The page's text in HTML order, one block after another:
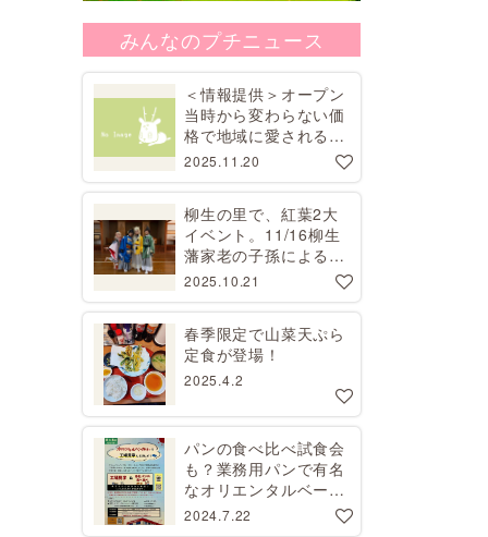
みんなのプチニュース
＜情報提供＞オープン
当時から変わらない価
格で地域に愛される昭
和レトロな喫茶店
2025.11.20
柳生の里で、紅葉2大
イベント。11/16柳生
藩家老の子孫による講
演会、11/29コスプレ
2025.10.21
春季限定で山菜天ぷら
定食が登場！
2025.4.2
パンの食べ比べ試食会
も？業務用パンで有名
なオリエンタルベーカ
リーで工場見学開催
2024.7.22